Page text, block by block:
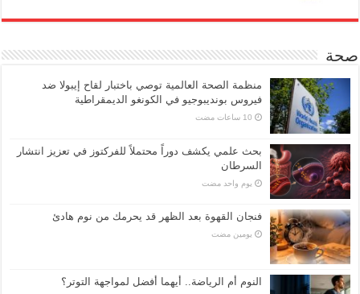
صحة
منظمة الصحة العالمية توصي باختبار لقاح إيبولا ضد
فيروس بونديبوجيو في الكونغو الديمقراطية
بحث علمي يكشف دوراً محتملاً للفركتوز في تعزيز انتشار
السرطان
‏يوم واحد مضت
فنجان القهوة بعد الظهر قد يحرمك من نوم هادئ
‏يومين مضت
النوم أم الرياضة.. أيهما أفضل لمواجهة التوتر؟